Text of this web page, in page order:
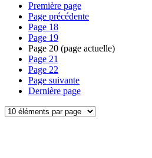
Première page
Page précédente
Page 18
Page 19
Page 20 (page actuelle)
Page 21
Page 22
Page suivante
Dernière page